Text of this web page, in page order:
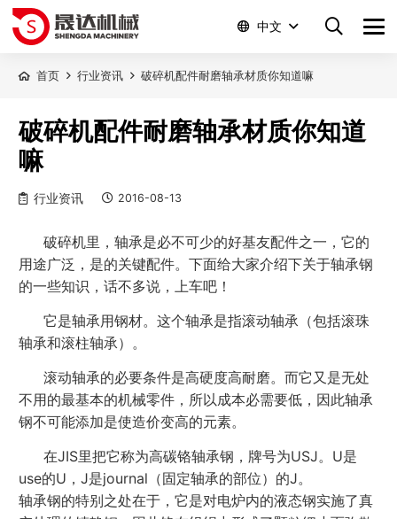
中文
首页 行业资讯 破碎机配件耐磨轴承材质你知道嘛
破碎机配件耐磨轴承材质你知道
嘛
行业资讯 2016-08-13
破碎机里，轴承是必不可少的好基友配件之一，它的
用途广泛，是的关键配件。下面给大家介绍下关于轴承钢
的一些知识，话不多说，上车吧！
它是轴承用钢材。这个轴承是指滚动轴承（包括滚珠
轴承和滚柱轴承）。
滚动轴承的必要条件是高硬度高耐磨。而它又是无处
不用的最基本的机械零件，所以成本必需要低，因此轴承
钢不可能添加是使造价变高的元素。
在JIS里把它称为高碳铬轴承钢，牌号为USJ。U是
use的U，J是journal（固定轴承的部位）的J。
轴承钢的特别之处在于，它是对电炉内的液态钢实施了真